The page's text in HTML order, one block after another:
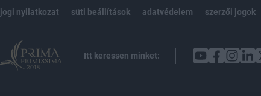
jogi nyilatkozat süti beállítások adatvédelem szerzői jogok
Itt keressen minket: